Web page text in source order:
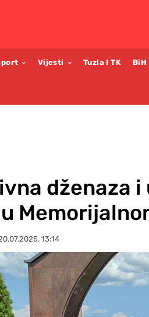
Vijesti Tuzla I TK BiH
dženaza
13:14